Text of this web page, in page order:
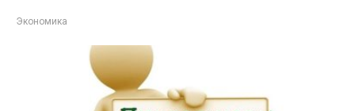
Экономика